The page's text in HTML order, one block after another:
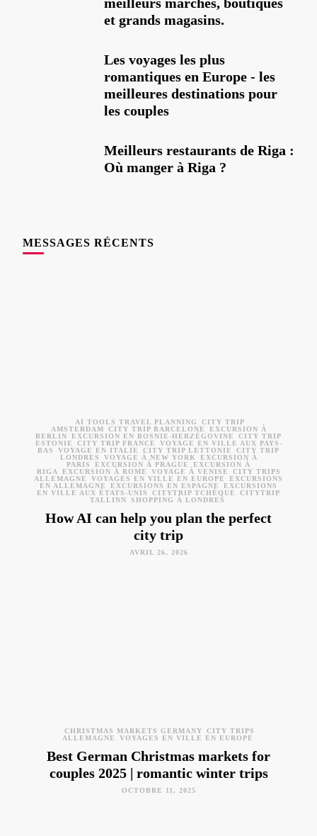
et grands magasins.
Les voyages les plus
romantiques en Europe - les
meilleures destinations pour
les couples
Meilleurs restaurants de Riga :
Où manger à Riga ?
MESSAGES RÉCENTS
AI TOOLS TRAVEL PLANNING
CITY TRIP
AMSTERDAM
CITY TRIP BARCELONE
EXCURSION À
BERLIN
EXCURSION EN BOSNIE-HERZÉGOVINE
CITY TRIP
ESTONIE
CITY TRIP FRANCE
VOYAGE EN VILLE AUX PAYS-
BAS
VOYAGE EN ITALIE CITY TRIP LETTONIE
CITY TRIP
LONDRES
VOYAGE À NEW YORK
EXCURSION À
PARIS
EXCURSION À PRAGUE
EXCURSION À
RIGA
EXCURSION À ROME VOYAGE À VENISE
CITY TRIPS
ALLEMAGNE
VOYAGES EN VILLE EN EUROPE
EXCURSIONS
EN ALLEMAGNE
EXCURSIONS EN ESPAGNE
EXCURSIONS
EN VILLE AUX ÉTATS-UNIS
CITYTRIP TCHÈQUE
CITYTRIP
TALLINN
SHOPPING À LONDRES
How AI can help you plan the perfect
city trip
AVRIL 26, 2026
CHRISTMAS MARKETS GERMANY
CITY TRIPS
ALLEMAGNE
VOYAGES EN VILLE EN EUROPE
Best German Christmas markets for
couples 2025 | romantic winter trips
OCTOBRE 11, 2025